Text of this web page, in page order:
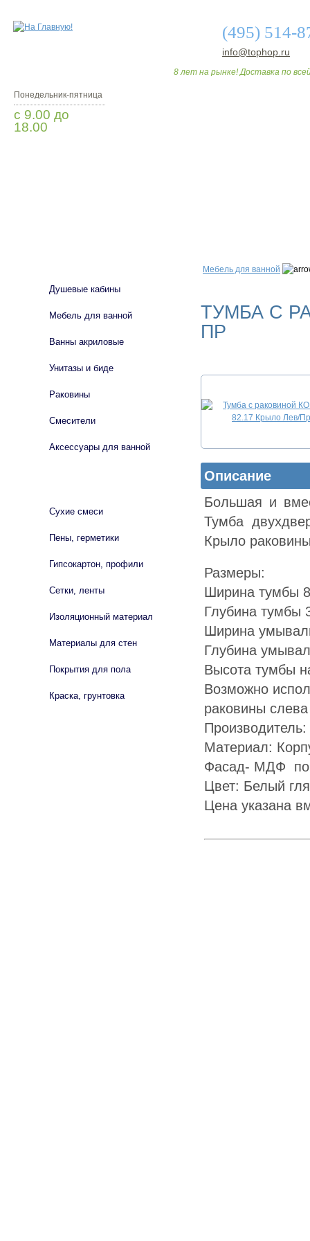
(495) 514-
info@tophop.ru
8 лет на рынке! Доставка по
Понедельник-пятница
с 9.00 до
18.00
Мебель для ванной
ТУМБА С
ПР
Описание
Большая и
Тумба
Крыло
Размеры:
Ширина тумбы
Глубина тумбы
Ширина
Глубина
Высота тумбы
Возможно
раковины
Материал:
Фасад- МДФ
Цвет: Белый
Цена указана
Душевые кабины
Мебель для ванной
Ванны акриловые
Унитазы и биде
Раковины
Смесители
Аксессуары для ванной
Сухие смеси
Пены, герметики
Гипсокартон, профили
Сетки, ленты
Изоляционный материал
Материалы для стен
Покрытия для пола
Краска, грунтовка